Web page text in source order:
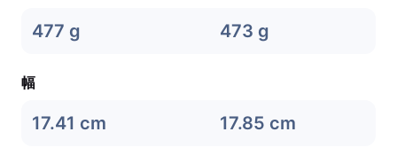
477 g 473 g
幅
17.41 cm 17.85 cm